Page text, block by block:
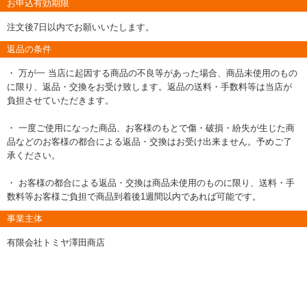
お申込有効期限
注文後7日以内でお願いいたします。
返品の条件
・ 万が一 当店に起因する商品の不良等があった場合、商品未使用のもの
に限り、返品・交換をお受け致します。返品の送料・手数料等は当店が
負担させていただきます。
・ 一度ご使用になった商品、お客様のもとで傷・破損・紛失が生じた商
品などのお客様の都合による返品・交換はお受け出来ません。予めご了
承ください。
・ お客様の都合による返品・交換は商品未使用のものに限り、送料・手
数料等お客様ご負担で商品到着後1週間以内であれば可能です。
事業主体
有限会社トミヤ澤田商店